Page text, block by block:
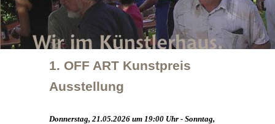
1. OFF ART Kunstpreis
Ausstellung
Donnerstag, 21.05.2026 um 19:00 Uhr - Sonntag,